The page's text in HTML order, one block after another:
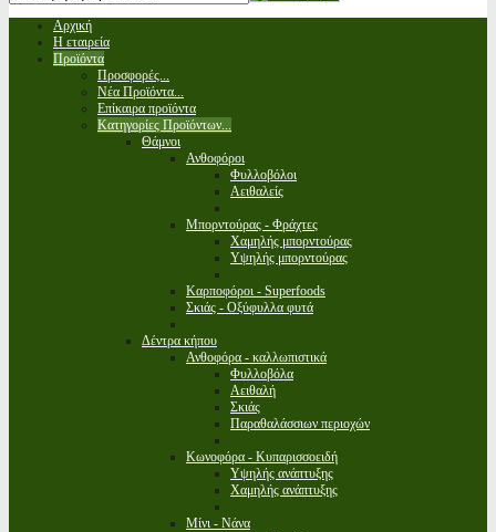
Αρχική
Η εταιρεία
Προϊόντα
Προσφορές...
Νέα Προϊόντα...
Επίκαιρα προϊόντα
Κατηγορίες Προϊόντων...
Θάμνοι
Ανθοφόροι
Φυλλοβόλοι
Αειθαλείς
Μπορντούρας - Φράχτες
Χαμηλής μπορντούρας
Υψηλής μπορντούρας
Καρποφόροι - Superfoods
Σκιάς - Οξύφυλλα φυτά
Δέντρα κήπου
Ανθοφόρα - καλλωπιστικά
Φυλλοβόλα
Αειθαλή
Σκιάς
Παραθαλάσσιων περιοχών
Κωνοφόρα - Κυπαρισσοειδή
Υψηλής ανάπτυξης
Χαμηλής ανάπτυξης
Μίνι - Νάνα